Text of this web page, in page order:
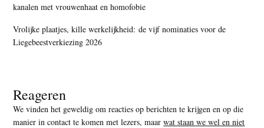
kanalen met vrouwenhaat en homofobie
Vrolijke plaatjes, kille werkelijkheid: de vijf nominaties voor de
Liegebeestverkiezing 2026
Reageren
We vinden het geweldig om reacties op berichten te krijgen en op die
manier in contact te komen met lezers, maarwat staan we wel en niet